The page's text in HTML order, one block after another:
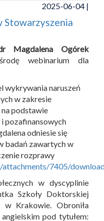
2025-06-04 |
Stowarzyszenia
Magdalena Ogórek
webinarium dla
wykrywania naruszeń
w zakresie
podstawie
pozafinansowych
odniesie się
badań zawartych w
rozprawy
7405/
w dyscyplinie
Szkoły Doktorskiej
w Krakowie. Obroniła
pod tytułem: